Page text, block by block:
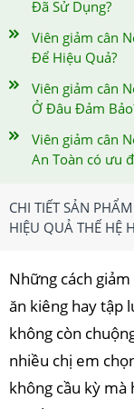
Đã Sử Dụng?
Viên giảm cân
Để Hiệu Quả?
Viên giảm cân
Ở Đâu Đảm
Viên giảm cân
An Toàn có ưu
CHI TIẾT SẢN
HIỆU QUẢ THẾ HỆ
Những cách
ăn kiêng hay tập
không còn
nhiều chị em
không cầu kỳ mà